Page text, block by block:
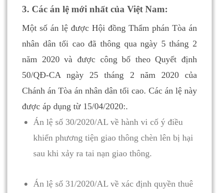
3. Các án lệ mới nhất của Việt Nam:
Một số án lệ được Hội đồng Thẩm phán Tòa án
nhân dân tối cao đã thông qua ngày 5 tháng 2
năm 2020 và được công bố theo Quyết định
50/QĐ-CA ngày 25 tháng 2 năm 2020 của
Chánh án Tòa án nhân dân tối cao. Các án lệ này
được áp dụng từ 15/04/2020:.
Án lệ số 30/2020/AL về hành vi cố ý điều
khiển phương tiện giao thông chèn lên bị hại
sau khi xảy ra tai nạn giao thông.
Án lệ số 31/2020/AL về xác định quyền thuê